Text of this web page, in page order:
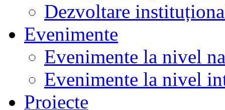
Dezvoltare
Evenimente
Evenimente la nivel
Evenimente la nivel
Proiecte